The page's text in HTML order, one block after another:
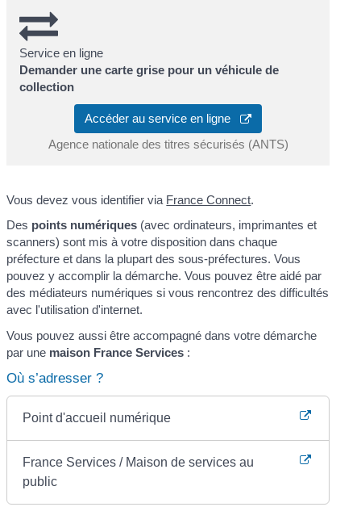
Service en ligne
Demander une carte grise pour un véhicule de
collection
Accéder au service en ligne
Agence nationale des titres sécurisés (ANTS)
Vous devez vous identifier via France Connect.
Des points numériques (avec ordinateurs, imprimantes et
scanners) sont mis à votre disposition dans chaque
préfecture et dans la plupart des sous-préfectures. Vous
pouvez y accomplir la démarche. Vous pouvez être aidé par
des médiateurs numériques si vous rencontrez des difficultés
avec l'utilisation d'internet.
Vous pouvez aussi être accompagné dans votre démarche
par une maison France Services :
Où s’adresser ?
Point d'accueil numérique
France Services / Maison de services au
public